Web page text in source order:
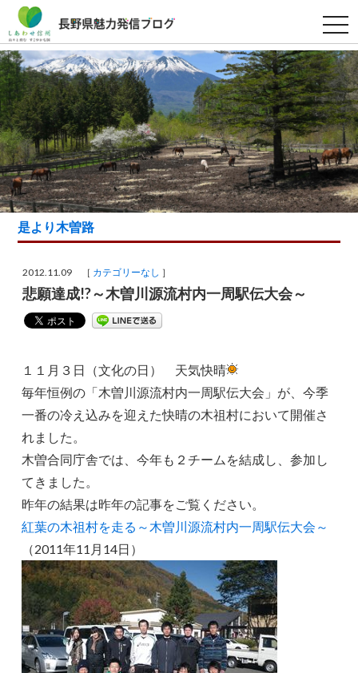
t
o
g
g
l
e
n
a
v
i
g
a
t
i
o
n
是より木曽路
2012.11.09 ［ カテゴリーなし ］
悲願達成!?～木曽川源流村内一周駅伝大会～
１１月３日（文化の日） 天気快晴
毎年恒例の「木曽川源流村内一周駅伝大会」が、今季
一番の冷え込みを迎えた快晴の木祖村において開催さ
れました。
木曽合同庁舎では、今年も２チームを結成し、参加し
てきました。
昨年の結果は昨年の記事をご覧ください。
紅葉の木祖村を走る～木曽川源流村内一周駅伝大会～
（2011年11月14日）